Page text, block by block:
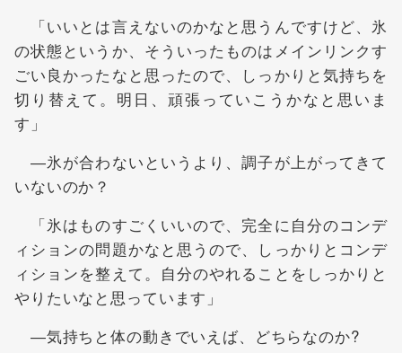
「いいとは言えないのかなと思うんですけど、氷
の状態というか、そういったものはメインリンクす
ごい良かったなと思ったので、しっかりと気持ちを
切り替えて。明日、頑張っていこうかなと思いま
す」
―氷が合わないというより、調子が上がってきて
いないのか？
「氷はものすごくいいので、完全に自分のコンデ
ィションの問題かなと思うので、しっかりとコンデ
ィションを整えて。自分のやれることをしっかりと
やりたいなと思っています」
―気持ちと体の動きでいえば、どちらなのか?